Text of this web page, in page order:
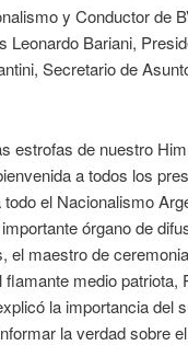
y Conductor de
Leonardo Bariani,
Secretario de
estrofas de nuestro
a todos los
el Nacionalismo
órgano de
el maestro de
medio patriota,
la importancia del
la verdad sobre